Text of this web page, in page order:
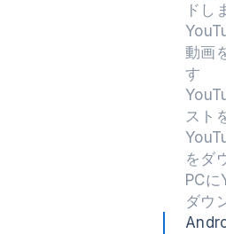
ドし
動画
す
スト
をダ
PC
ダウ